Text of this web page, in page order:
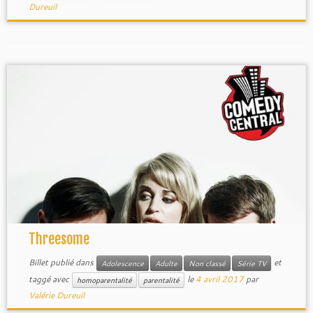
Dureuil
Threesome
Billet publié dans Adolescence Adulte Non classé Série TV
et
taggé avec
homoparentalité parentalité le4 avril 2017 par
Valérie Dureuil